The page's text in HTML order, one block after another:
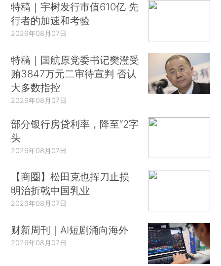
特稿｜宇树发行市值610亿 先
行者的加速和考验
2026年08月07日
特稿｜国航原党委书记樊澄受
贿3847万元二审待宣判 否认
大多数指控
2026年08月07日
部分银行房贷利率，降至“2字
头
2026年08月07日
【商圈】松田克也挥刀止损
明治折戟中国乳业
2026年08月07日
财新周刊｜AI短剧涌向海外
2026年08月07日